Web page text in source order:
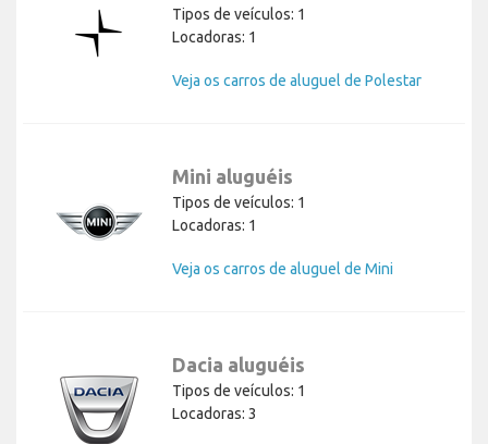
Tipos de veículos: 1
Locadoras: 1
Veja os carros de aluguel de Polestar
Mini aluguéis
Tipos de veículos: 1
Locadoras: 1
Veja os carros de aluguel de Mini
Dacia aluguéis
Tipos de veículos: 1
Locadoras: 3